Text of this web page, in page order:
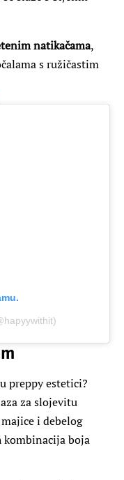
natikačama,
s ružičastim
preppy estetici?
za slojevitu
i debelog
kombinacija boja